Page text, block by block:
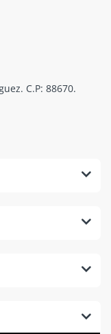
C.P: 88670.